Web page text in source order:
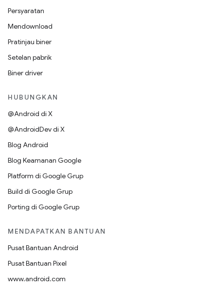
Persyaratan
Mendownload
Pratinjau biner
Setelan pabrik
Biner driver
HUBUNGKAN
@Android di X
@AndroidDev di X
Blog Android
Blog Keamanan Google
Platform di Google Grup
Build di Google Grup
Porting di Google Grup
MENDAPATKAN BANTUAN
Pusat Bantuan Android
Pusat Bantuan Pixel
www.android.com